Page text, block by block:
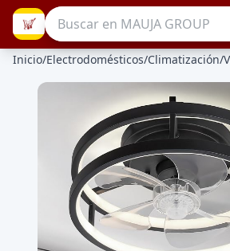
Inicio/Electrodomésticos/Climatización/